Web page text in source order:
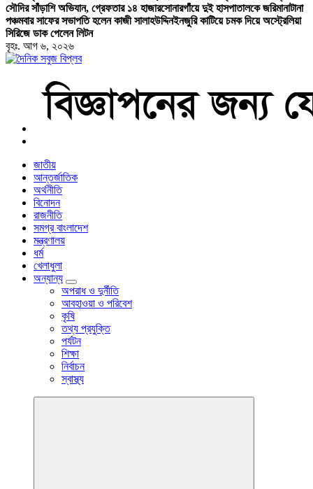
সৌদির সাঁড়াশি অভিযান, গ্রেফতার ১৪ হাজারসোনারগাঁয়ে দুই হাসপাতালকে জরিমানাটানা
পঞ্চমবার সাফের সভাপতি হলেন কাজী সালাহউদ্দিনইনজুরি কাটিয়ে চমক দিয়ে অস্ট্রেলিয়া
সিরিজে ডাক পেলেন লিটন
বৃহঃ. আগ ৬, ২০২৬
বাংলা নিউজ পেপার
জাতীয়
আন্তর্জাতিক
অর্থনীতি
বিনোদন
রাজনীতি
সমগ্র বাংলাদেশ
মন্ত্রণালয়
ধর্ম
খেলাধুলা
অন্যান্য
অপরাধ ও দুর্নীতি
আবহাওয়া ও পরিবেশ
কৃষি
তথ্য প্রযুক্তি
পর্যটন
শিক্ষা
নির্বাচন
স্বাস্থ্য